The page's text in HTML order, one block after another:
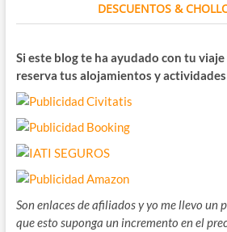
DESCUENTOS &
Si este blog te ha ayudado con tu
reserva tus alojamientos y
Son enlaces de afiliados y yo me llevo un
que esto suponga un incremento en el